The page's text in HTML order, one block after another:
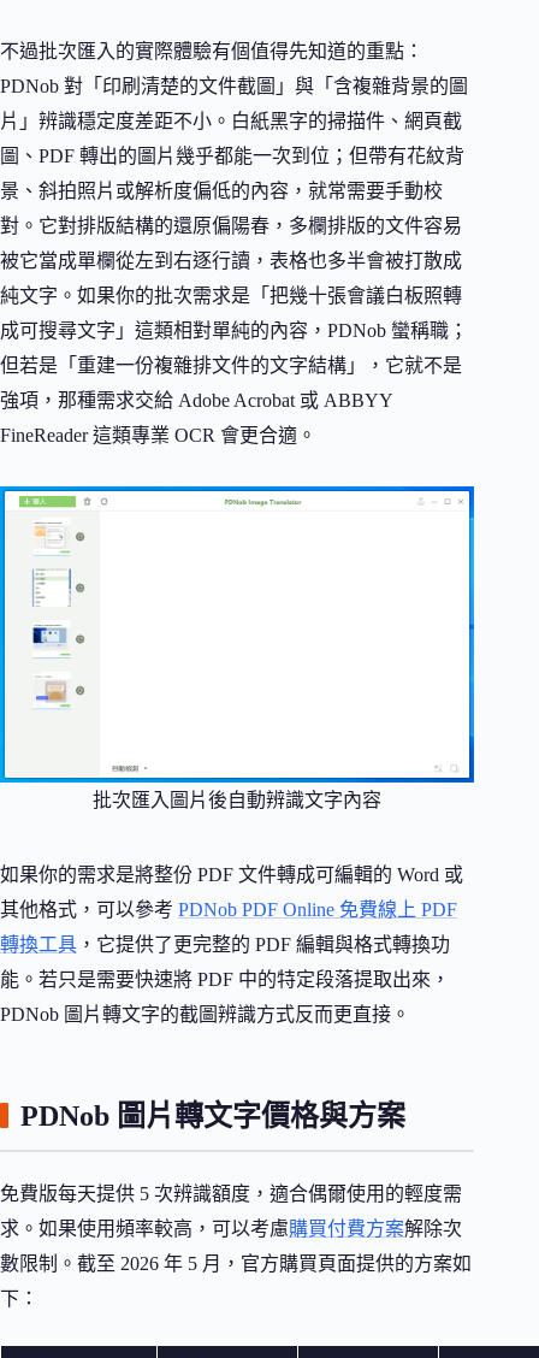
不過批次匯入的實際體驗有個值得先知道的重點：
PDNob 對「印刷清楚的文件截圖」與「含複雜背景的圖
片」辨識穩定度差距不小。白紙黑字的掃描件、網頁截
圖、PDF 轉出的圖片幾乎都能一次到位；但帶有花紋背
景、斜拍照片或解析度偏低的內容，就常需要手動校
對。它對排版結構的還原偏陽春，多欄排版的文件容易
被它當成單欄從左到右逐行讀，表格也多半會被打散成
純文字。如果你的批次需求是「把幾十張會議白板照轉
成可搜尋文字」這類相對單純的內容，PDNob 蠻稱職；
但若是「重建一份複雜排文件的文字結構」，它就不是
強項，那種需求交給 Adobe Acrobat 或 ABBYY
FineReader 這類專業 OCR 會更合適。
批次匯入圖片後自動辨識文字內容
如果你的需求是將整份 PDF 文件轉成可編輯的 Word 或
其他格式，可以參考 PDNob PDF Online 免費線上 PDF
轉換工具 ，它提供了更完整的 PDF 編輯與格式轉換功
能。若只是需要快速將 PDF 中的特定段落提取出來，
PDNob 圖片轉文字的截圖辨識方式反而更直接。
PDNob 圖片轉文字價格與方案
免費版每天提供 5 次辨識額度，適合偶爾使用的輕度需
求。如果使用頻率較高，可以考慮購買付費方案解除次
數限制。截至 2026 年 5 月，官方購買頁面提供的方案如
下：